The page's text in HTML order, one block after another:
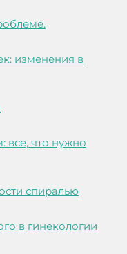
изменения в
все, что нужно
спиралью
в гинекологии